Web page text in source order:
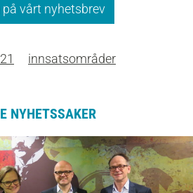
på vårt nyhetsbrev
innsatsområder
NYHETSSAKER